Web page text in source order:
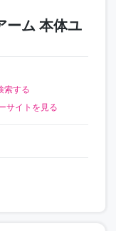
ーム 本体ユ
索する
サイトを見る